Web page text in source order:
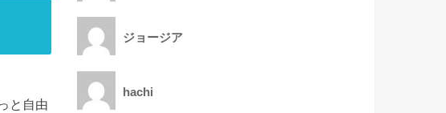
と自由
ジョージア
hachi